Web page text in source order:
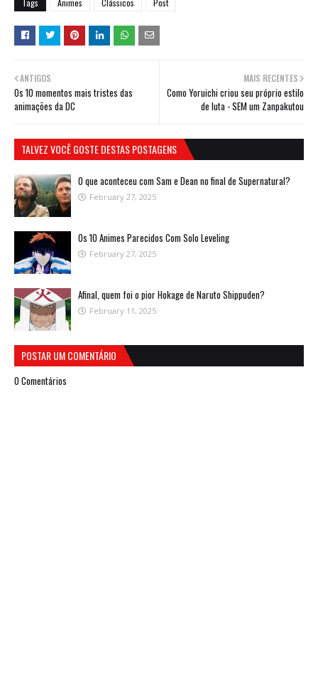
Tags Animes Clássicos Post
MAIS RECENTES
Como Yoruichi criou seu próprio estilo
de luta - SEM um Zanpakutou
ANTIGOS
Os 10 momentos mais tristes das
animações da DC
TALVEZ VOCÊ GOSTE DESTAS POSTAGENS
O que aconteceu com Sam e Dean no final de Supernatural?
February 27, 2025
Os 10 Animes Parecidos Com Solo Leveling
February 27, 2025
Afinal, quem foi o pior Hokage de Naruto Shippuden?
February 11, 2025
POSTAR UM COMENTÁRIO
0 Comentários